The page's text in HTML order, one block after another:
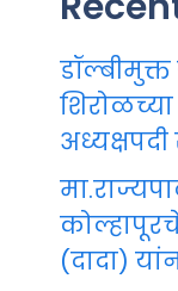
डॉल्बीमुक्त
(दादा)